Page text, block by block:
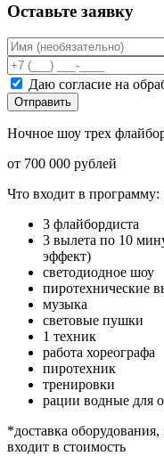
Оставьте заявку
Даю согласие на
Отправить
Ночное шоу трех
от 700 000 рублей
Что входит в программу:
3 флайбордиста
3 вылета по 10
эффект)
светодиодное шоу
пиротехнические
музыка
световые пушки
1 техник
работа хореографа
пиротехник
тренировки
рации водные для
*доставка
входит в стоимость